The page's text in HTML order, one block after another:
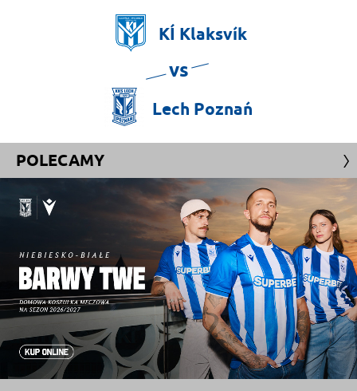
KÍ Klaksvík
vs
Lech Poznań
POLECAMY